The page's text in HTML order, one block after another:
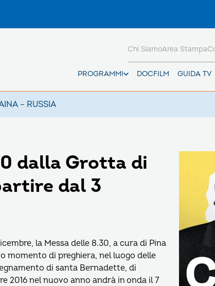
PROGRAMMI DOCFILM GUIDA TV
Chi SiamoArea Stampa
– RUSSIA
dalla Grotta di
dal 3
la Messa delle 8.30, a cura di Pina
momento di preghiera, nel luogo delle
di santa Bernadette, di
2016 nel nuovo anno andrà in onda il 7